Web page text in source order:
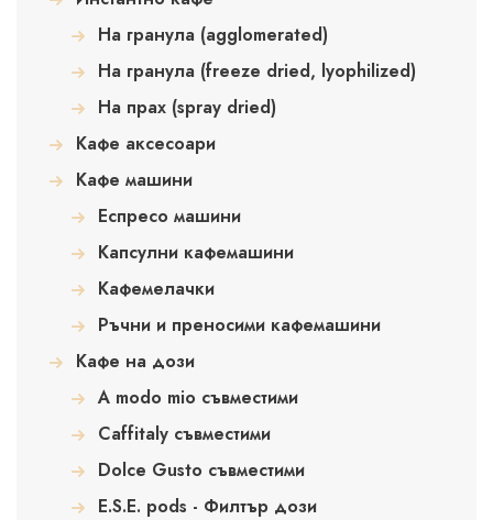
На гранула (agglomerated)
На гранула (freeze dried, lyophilized)
На прах (spray dried)
Кафе аксесоари
Кафе машини
Еспресо машини
Капсулни кафемашини
Кафемелачки
Ръчни и преносими кафемашини
Кафе на дози
A modo mio съвместими
Caffitaly съвместими
Dolce Gusto съвместими
E.S.E. pods - Филтър дози